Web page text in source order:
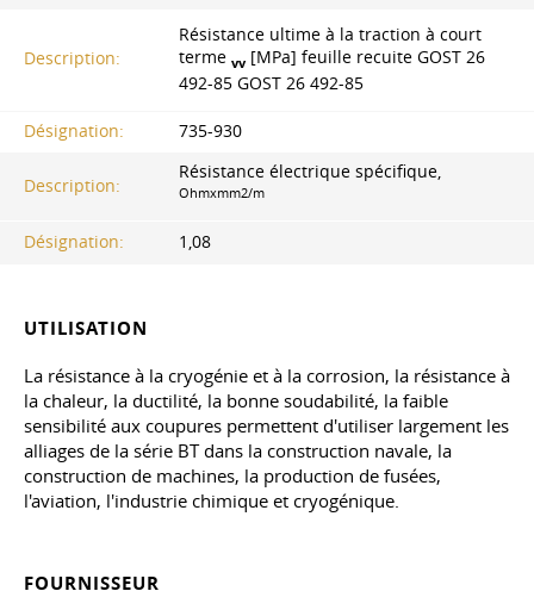
Description:
Résistance ultime à la traction à court
terme vv [MPa] feuille recuite GOST 26
492-85 GOST 26 492-85
Désignation: 735-930
Description:
Résistance électrique spécifique,
Ohmxmm2/m
Désignation: 1,08
UTILISATION
La résistance à la cryogénie et à la corrosion, la résistance à
la chaleur, la ductilité, la bonne soudabilité, la faible
sensibilité aux coupures permettent d'utiliser largement les
alliages de la série BT dans la construction navale, la
construction de machines, la production de fusées,
l'aviation, l'industrie chimique et cryogénique.
FOURNISSEUR